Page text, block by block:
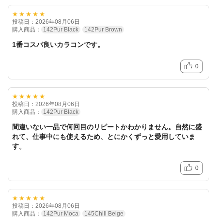
★★★★★
投稿日：2026年08月06日
購入商品：
142Pur Black 142Pur Brown
1番コスパ良いカラコンです。
0
★★★★★
投稿日：2026年08月06日
購入商品：
142Pur Black
間違いない一品で何回目のリピートかわかりません。自然に盛
れて、仕事中にも使えるため、とにかくずっと愛用していま
す。
0
★★★★★
投稿日：2026年08月06日
購入商品：
142Pur Moca 145Chill Beige